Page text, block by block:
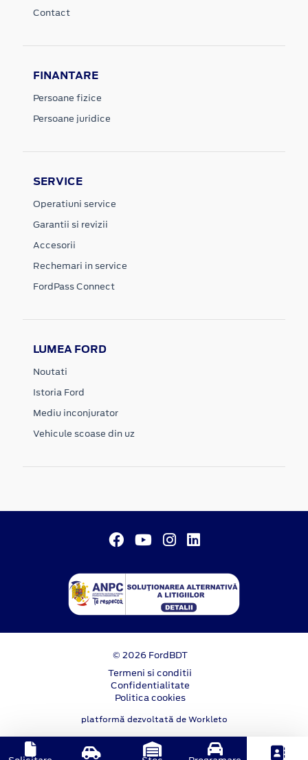
Contact
FINANTARE
Persoane fizice
Persoane juridice
SERVICE
Operatiuni service
Garantii si revizii
Accesorii
Rechemari in service
FordPass Connect
LUMEA FORD
Noutati
Istoria Ford
Mediu inconjurator
Vehicule scoase din uz
© 2026 FordBDT
Termeni si conditii
Confidentialitate
Politica cookies
platformă dezvoltată de Workleto